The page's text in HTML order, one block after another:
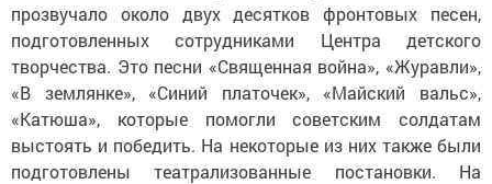
прозвучало около двух десятков фронтовых песен,
подготовленных сотрудниками Центра детского
творчества. Это песни «Священная война», «Журавли»,
«В землянке», «Синий платочек», «Майский вальс»,
«Катюша», которые помогли советским солдатам
выстоять и победить. На некоторые из них также были
подготовлены театрализованные постановки. На